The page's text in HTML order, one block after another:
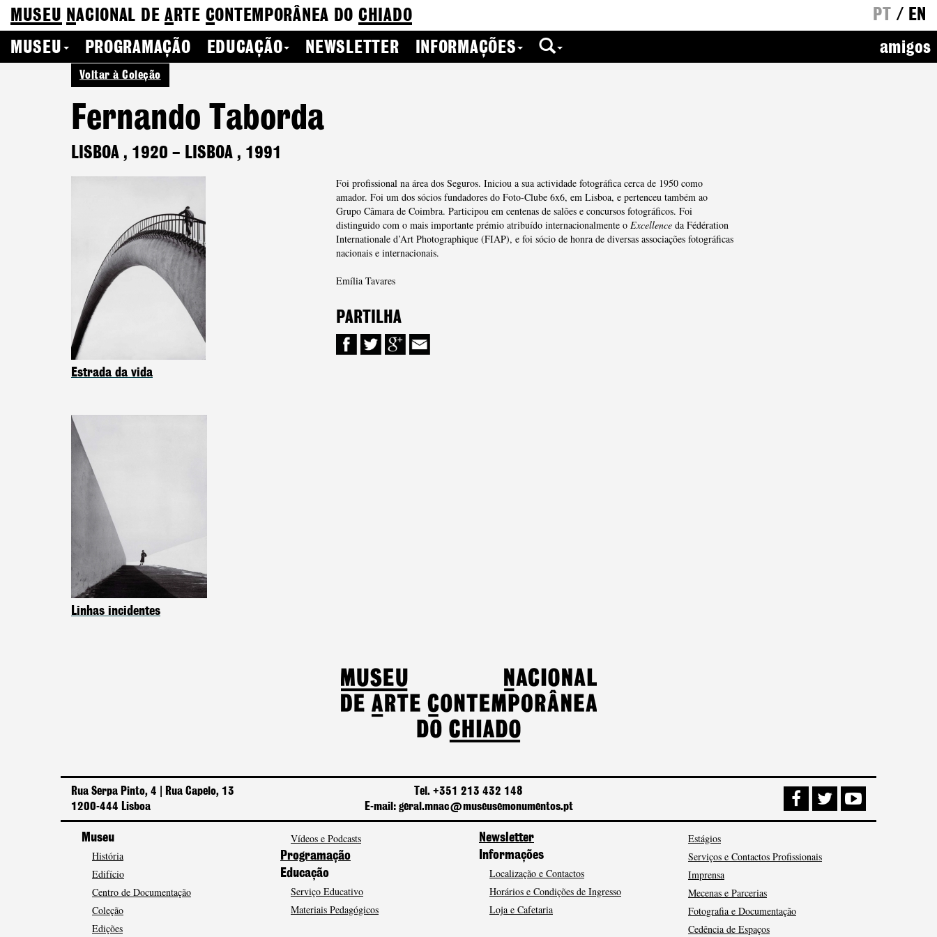
MUSEU NACIONAL DEA RTE CONTEMPORÂNEA DO CHIADO PT / EN
MUSEU
PROGRAMAÇÃO EDUCAÇÃO NEWSLETTER INFORMAÇÕES amigos
Voltar à Coleção
Fernando Taborda
LISBOA , 1920 – LISBOA , 1991
Foi profissional na área dos Seguros. Iniciou a sua actividade fotográfica cerca de 1950 como
amador. Foi um dos sócios fundadores do Foto-Clube 6x6, em Lisboa, e pertenceu também ao
Grupo Câmara de Coimbra. Participou em centenas de salões e concursos fotográficos. Foi
distinguido com o mais importante prémio atribuído internacionalmente o Excellence da Fédération
Internationale d’Art Photographique (FIAP), e foi sócio de honra de diversas associações fotográficas
nacionais e internacionais.
Emília Tavares
PARTILHA
Estrada da vida
Linhas incidentes
Rua Serpa Pinto, 4 | Rua Capelo, 13
1200-444 Lisboa
Tel. +351 213 432 148
E-mail: geral.mnac@museusemonumentos.pt
Museu
História
Edifício
Centro de Documentação
Coleção
Edições
Vídeos e Podcasts
Programação
Educação
Serviço Educativo
Materiais Pedagógicos
Newsletter
Informações
Localização e Contactos
Horários e Condições de Ingresso
Loja e Cafetaria
Estágios
Serviços e Contactos Profissionais
Imprensa
Mecenas e Parcerias
Fotografia e Documentação
Cedência de Espaços